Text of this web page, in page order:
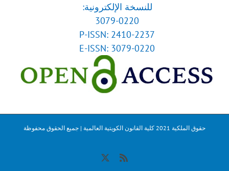
للنسخة الإلكترونية:
3079-0220
P-ISSN: 2410-2237
E-ISSN: 3079-0220
حقوق الملكية 2021 كلية القانون الكويتية العالمية | جميع الحقوق محفوظة
Rss
X